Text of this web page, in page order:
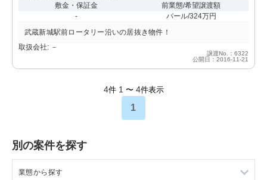
敷金・保証金
-
前業態/希望譲渡額
バール/324万円
武蔵新城駅前ロータリー沿いの居抜き物件！
取扱会社: －
譲渡No.：6322
公開日：2016-11-21
4件 1 〜 4件表示
1
別の案件を探す
業態から探す